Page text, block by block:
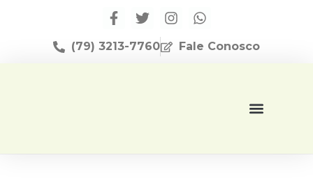
(79) 3213-7760 Fale Conosco